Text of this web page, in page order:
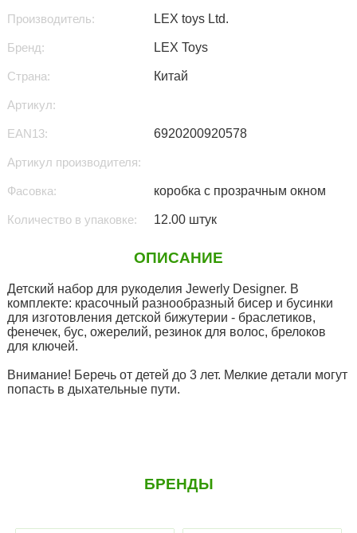
Производитель: LEX toys Ltd.
Бренд: LEX Toys
Страна: Китай
Артикул:
EAN13: 6920200920578
Артикул производителя:
Фасовка: коробка с прозрачным окном
Количество в упаковке: 12.00 штук
ОПИСАНИЕ
Детский набор для рукоделия Jewerly Designer. В
комплекте: красочный разнообразный бисер и бусинки
для изготовления детской бижутерии - браслетиков,
фенечек, бус, ожерелий, резинок для волос, брелоков
для ключей.
Внимание! Беречь от детей до 3 лет. Мелкие детали могут
попасть в дыхательные пути.
БРЕНДЫ